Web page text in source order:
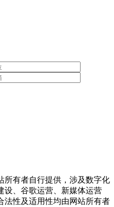
所有者自行提供，涉及数字化
设、谷歌运营、新媒体运营
法性及适用性均由网站所有者